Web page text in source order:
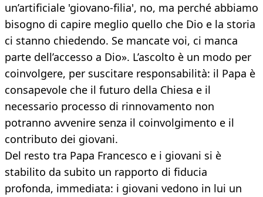
un’artificiale 'giovano-filia', no, ma perché abbiamo
bisogno di capire meglio quello che Dio e la storia
ci stanno chiedendo. Se mancate voi, ci manca
parte dell’accesso a Dio». L’ascolto è un modo per
coinvolgere, per suscitare responsabilità: il Papa è
consapevole che il futuro della Chiesa e il
necessario processo di rinnovamento non
potranno avvenire senza il coinvolgimento e il
contributo dei giovani.
Del resto tra Papa Francesco e i giovani si è
stabilito da subito un rapporto di fiducia
profonda, immediata: i giovani vedono in lui un